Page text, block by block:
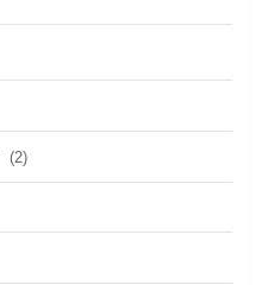
(2)